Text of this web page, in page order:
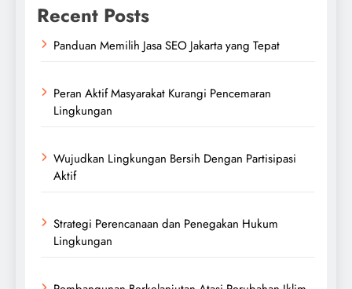
Recent Posts
Panduan Memilih Jasa SEO Jakarta yang Tepat
Peran Aktif Masyarakat Kurangi Pencemaran
Lingkungan
Wujudkan Lingkungan Bersih Dengan Partisipasi
Aktif
Strategi Perencanaan dan Penegakan Hukum
Lingkungan